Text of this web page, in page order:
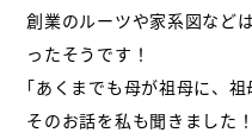
創業のルーツや家系図など
ったそうです！
｢あくまでも母が祖母に、
そのお話を私も聞きました